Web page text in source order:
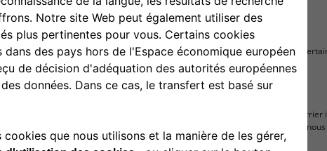
puissions vous donner une estimation de reprise personnalisée. A noter,
des spams. Dans ce cas, nous vous invitons à consulter votre dossier « Courrier
n’hésitez pas à nous contacter en laissant vos coordonnées pour que